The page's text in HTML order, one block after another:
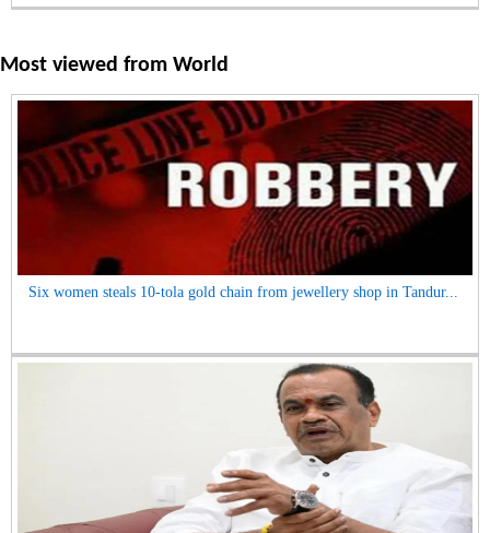
Most viewed from World
Six women steals 10-tola gold chain from jewellery shop in Tandur...